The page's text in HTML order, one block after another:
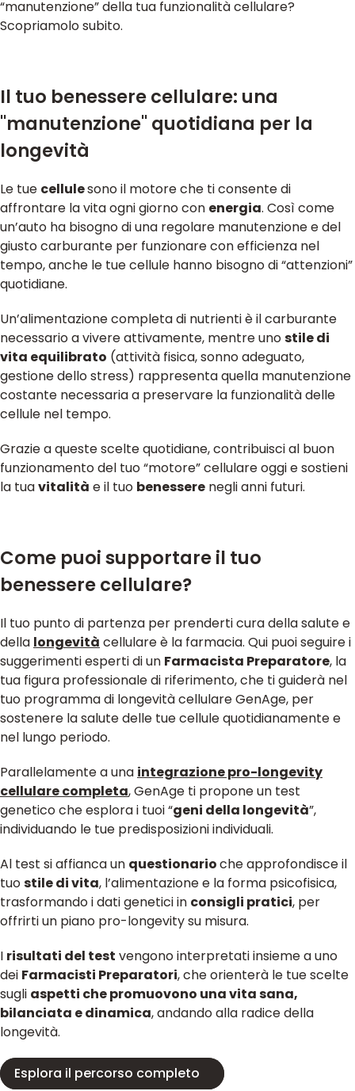
“manutenzione” della tua funzionalità cellulare?
Scopriamolo subito.
Il tuo benessere cellulare: una
"manutenzione" quotidiana per la
longevità
Le tue cellulesono il motore che ti consente di
affrontare la vita ogni giorno con energia. Così come
un’auto ha bisogno di una regolare manutenzione e del
giusto carburante per funzionare con efficienza nel
tempo, anche le tue cellule hanno bisogno di “attenzioni”
quotidiane.
Un’alimentazione completa di nutrienti è il carburante
necessario a vivere attivamente, mentre unostile di
vita equilibrato (attività fisica, sonno adeguato,
gestione dello stress) rappresenta quella manutenzione
costante necessaria a preservare la funzionalità delle
cellule nel tempo.
Grazie a queste scelte quotidiane, contribuisci al buon
funzionamento del tuo “motore” cellulare oggi e sostieni
la tuavitalità e il tuo benessere negli anni futuri.
Come puoi supportare il tuo
benessere cellulare?
Il tuo punto di partenza per prenderti cura della salute e
della longevità cellulare è la farmacia. Qui puoi seguire i
suggerimenti esperti di un Farmacista Preparatore, la
tua figura professionale di riferimento, che ti guiderà nel
tuo programma di longevità cellulare GenAge, per
sostenere la salute delle tue cellule quotidianamente e
nel lungo periodo.
Parallelamente a una integrazione pro-longevity
cellulare completa, GenAge ti propone un test
genetico che esplora i tuoi “geni della longevità”,
individuando le tue predisposizioni individuali.
Al test si affianca un questionarioche approfondisce il
tuostile di vita, l’alimentazione e la forma psicofisica,
trasformando i dati genetici in consigli pratici, per
offrirti un piano pro-longevity su misura.
I risultati del test vengono interpretati insieme a uno
dei Farmacisti Preparatori, che orienterà le tue scelte
sugli aspetti che promuovono una vita sana,
bilanciata e dinamica, andando alla radice della
longevità.
Esplora il percorso completo